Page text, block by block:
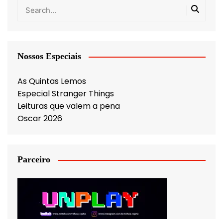
Nossos Especiais
As Quintas Lemos
Especial Stranger Things
Leituras que valem a pena
Oscar 2026
Parceiro